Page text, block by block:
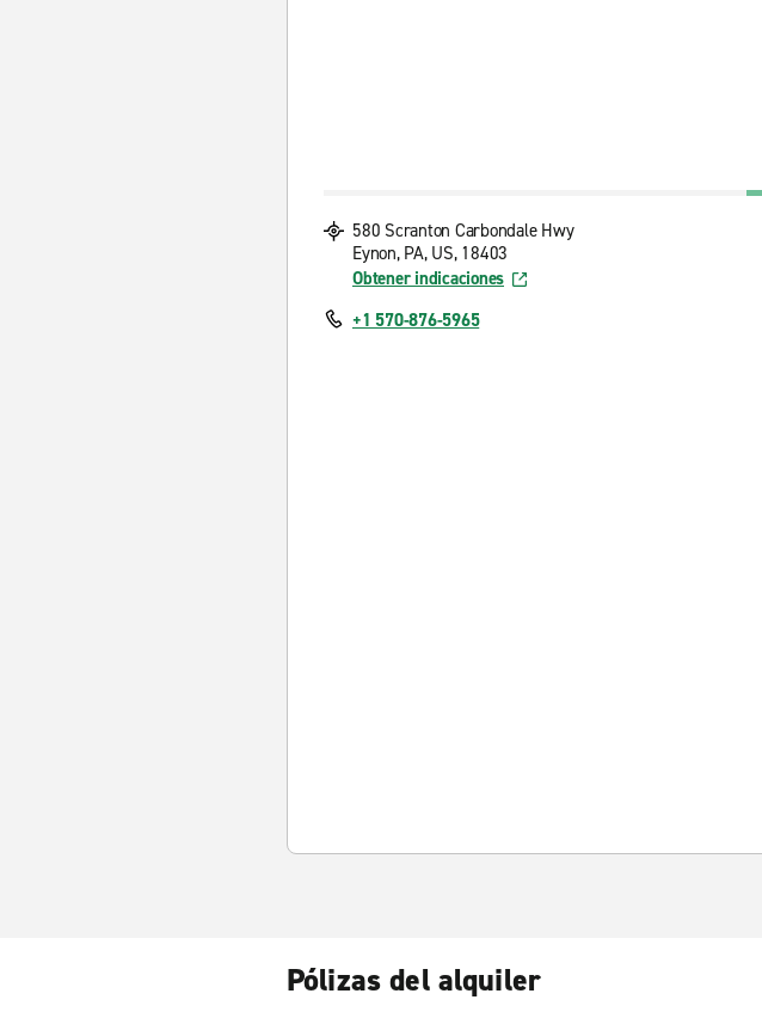
580 Scranton Carbondale Hwy
Eynon, PA, US, 18403
Obtener indicaciones
+1 570-876-5965
Pólizas del alquiler